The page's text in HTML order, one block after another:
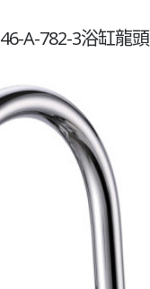
46-A-782-3浴缸龍頭